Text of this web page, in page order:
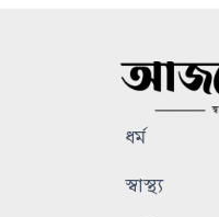
ধর্ম
স্বাস্থ্য